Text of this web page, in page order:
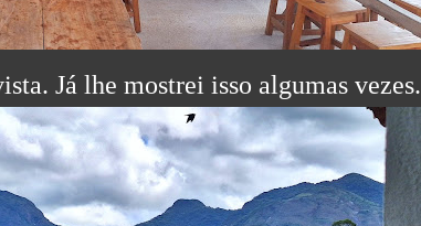
Já lhe mostrei isso algumas vezes.